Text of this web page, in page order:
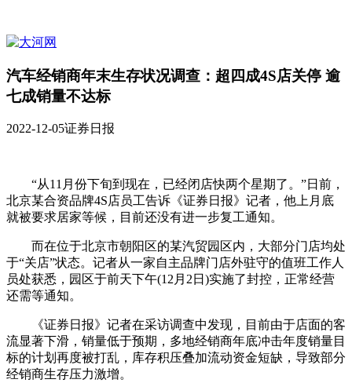
汽车经销商年末生存状况调查：超四成4S店关停 逾
七成销量不达标
2022-12-05证券日报
“从11月份下旬到现在，已经闭店快两个星期了。”日前，
北京某合资品牌4S店员工告诉《证券日报》记者，他上月底
就被要求居家等候，目前还没有进一步复工通知。
而在位于北京市朝阳区的某汽贸园区内，大部分门店均处
于“关店”状态。记者从一家自主品牌门店外驻守的值班工作人
员处获悉，园区于前天下午(12月2日)实施了封控，正常经营
还需等通知。
《证券日报》记者在采访调查中发现，目前由于店面的客
流显著下滑，销量低于预期，多地经销商年底冲击年度销量目
标的计划再度被打乱，库存积压叠加流动资金短缺，导致部分
经销商生存压力激增。